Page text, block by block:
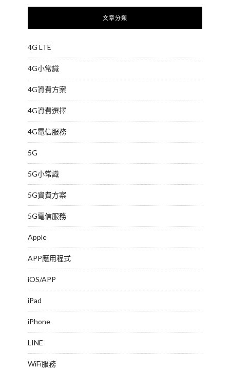
文章分類
4G LTE
4G小常識
4G資費方案
4G資費選擇
4G電信服務
5G
5G小常識
5G資費方案
5G電信服務
Apple
APP應用程式
iOS/APP
iPad
iPhone
LINE
WiFi服務